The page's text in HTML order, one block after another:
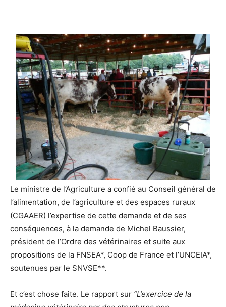
Le ministre de l’Agriculture a confié au Conseil général de
l’alimentation, de l’agriculture et des espaces ruraux
(CGAAER) l’expertise de cette demande et de ses
conséquences, à la demande de Michel Baussier,
président de l’Ordre des vétérinaires et suite aux
propositions de la FNSEA*, Coop de France et l’UNCEIA*,
soutenues par le SNVSE**.
Et c’est chose faite. Le rapport sur “L’exercice de la